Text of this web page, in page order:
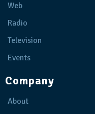
Web
Radio
Television
Events
Company
About